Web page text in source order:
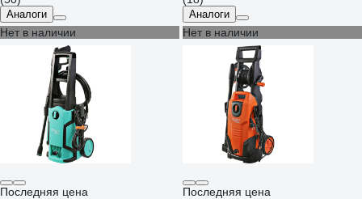
Аналоги Аналоги
Нет в наличии
Последняя цена
Нет в наличии
Последняя цена